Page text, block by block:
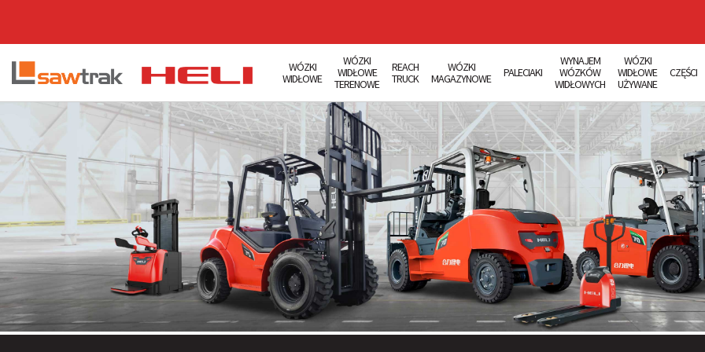
WÓZKI
WIDŁOWE
WÓZKI
WIDŁOWE
TERENOWE
REACH
TRUCK
WÓZKI
MAGAZYNOWE
PALECIAKI
WYNAJEM
WÓZKÓW
WIDŁOWYCH
WÓZKI
WIDŁOWE
UŻYWANE
CZĘŚCI